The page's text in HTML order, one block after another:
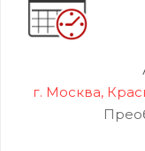
г. Москва,